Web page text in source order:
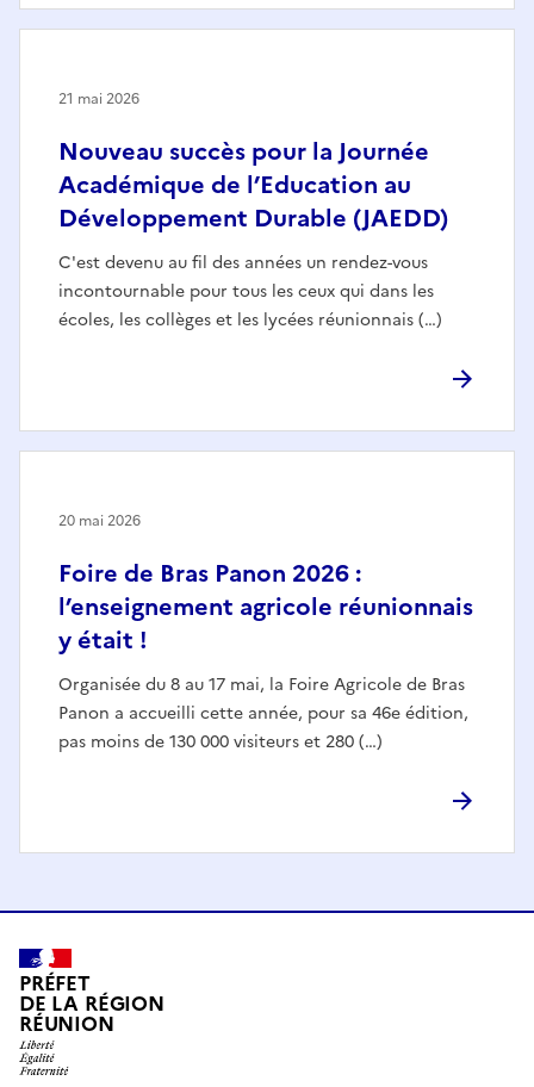
Nouveau succès pour la Journée
Académique de l’Education au
Développement Durable (JAEDD)
C'est devenu au fil des années un rendez-vous
incontournable pour tous les ceux qui dans les
écoles, les collèges et les lycées réunionnais (…)
21 mai 2026
Foire de Bras Panon 2026 :
l’enseignement agricole réunionnais
y était !
Organisée du 8 au 17 mai, la Foire Agricole de Bras
Panon a accueilli cette année, pour sa 46e édition,
pas moins de 130 000 visiteurs et 280 (…)
20 mai 2026
PRÉFET
DE LA RÉGION
RÉUNION